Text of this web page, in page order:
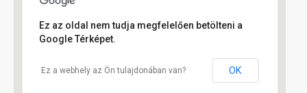
Ez az oldal nem tudja megfelelően betölteni a
Google Térképet.
Ez a webhely az Ön tulajdonában van? OK